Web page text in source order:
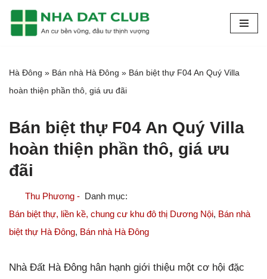
Chuyển
nội
dung
Hà Đông » Bán nhà Hà Đông » Bán biệt thự F04 An Quý Villa
hoàn thiện phần thô, giá ưu đãi
Bán biệt thự F04 An Quý Villa
hoàn thiện phần thô, giá ưu
đãi
Thu Phương -
Bán biệt thự, liền kề, chung cư khu đô thị Dương Nội, Bán nhà
biệt thự Hà Đông, Bán nhà Hà Đông
Nhà Đất Hà Đông hân hạnh giới thiệu một cơ hội đặc